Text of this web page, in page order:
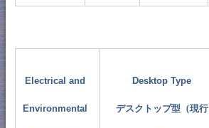
Electrical and
Environmental
Desktop Type
デスクトップ型（現行